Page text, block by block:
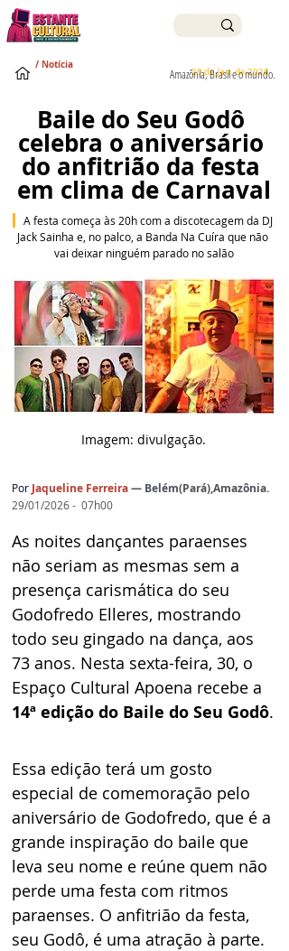
29 de jan. de 2026
Amazônia, Brasil e o mundo.
/ Notícia
Baile do Seu Godô
celebra o aniversário
do anfitrião da festa
em clima de Carnaval
A festa começa às 20h com a discotecagem da DJ
Jack Sainha e, no palco, a Banda Na Cuíra que não
vai deixar ninguém parado no salão
Imagem: divulgação.
Por Jaqueline Ferreira— Belém(Pará),Amazônia.
29/01/2026 -  07h00
As noites dançantes paraenses
não seriam as mesmas sem a
presença carismática do seu
Godofredo Elleres, mostrando
todo seu gingado na dança, aos
73 anos. Nesta sexta-feira, 30, o
Espaço Cultural Apoena recebe a
14ª edição do Baile do Seu Godô.
Essa edição terá um gosto
especial de comemoração pelo
aniversário de Godofredo, que é a
grande inspiração do baile que
leva seu nome e reúne quem não
perde uma festa com ritmos
paraenses. O anfitrião da festa,
seu Godô, é uma atração à parte.